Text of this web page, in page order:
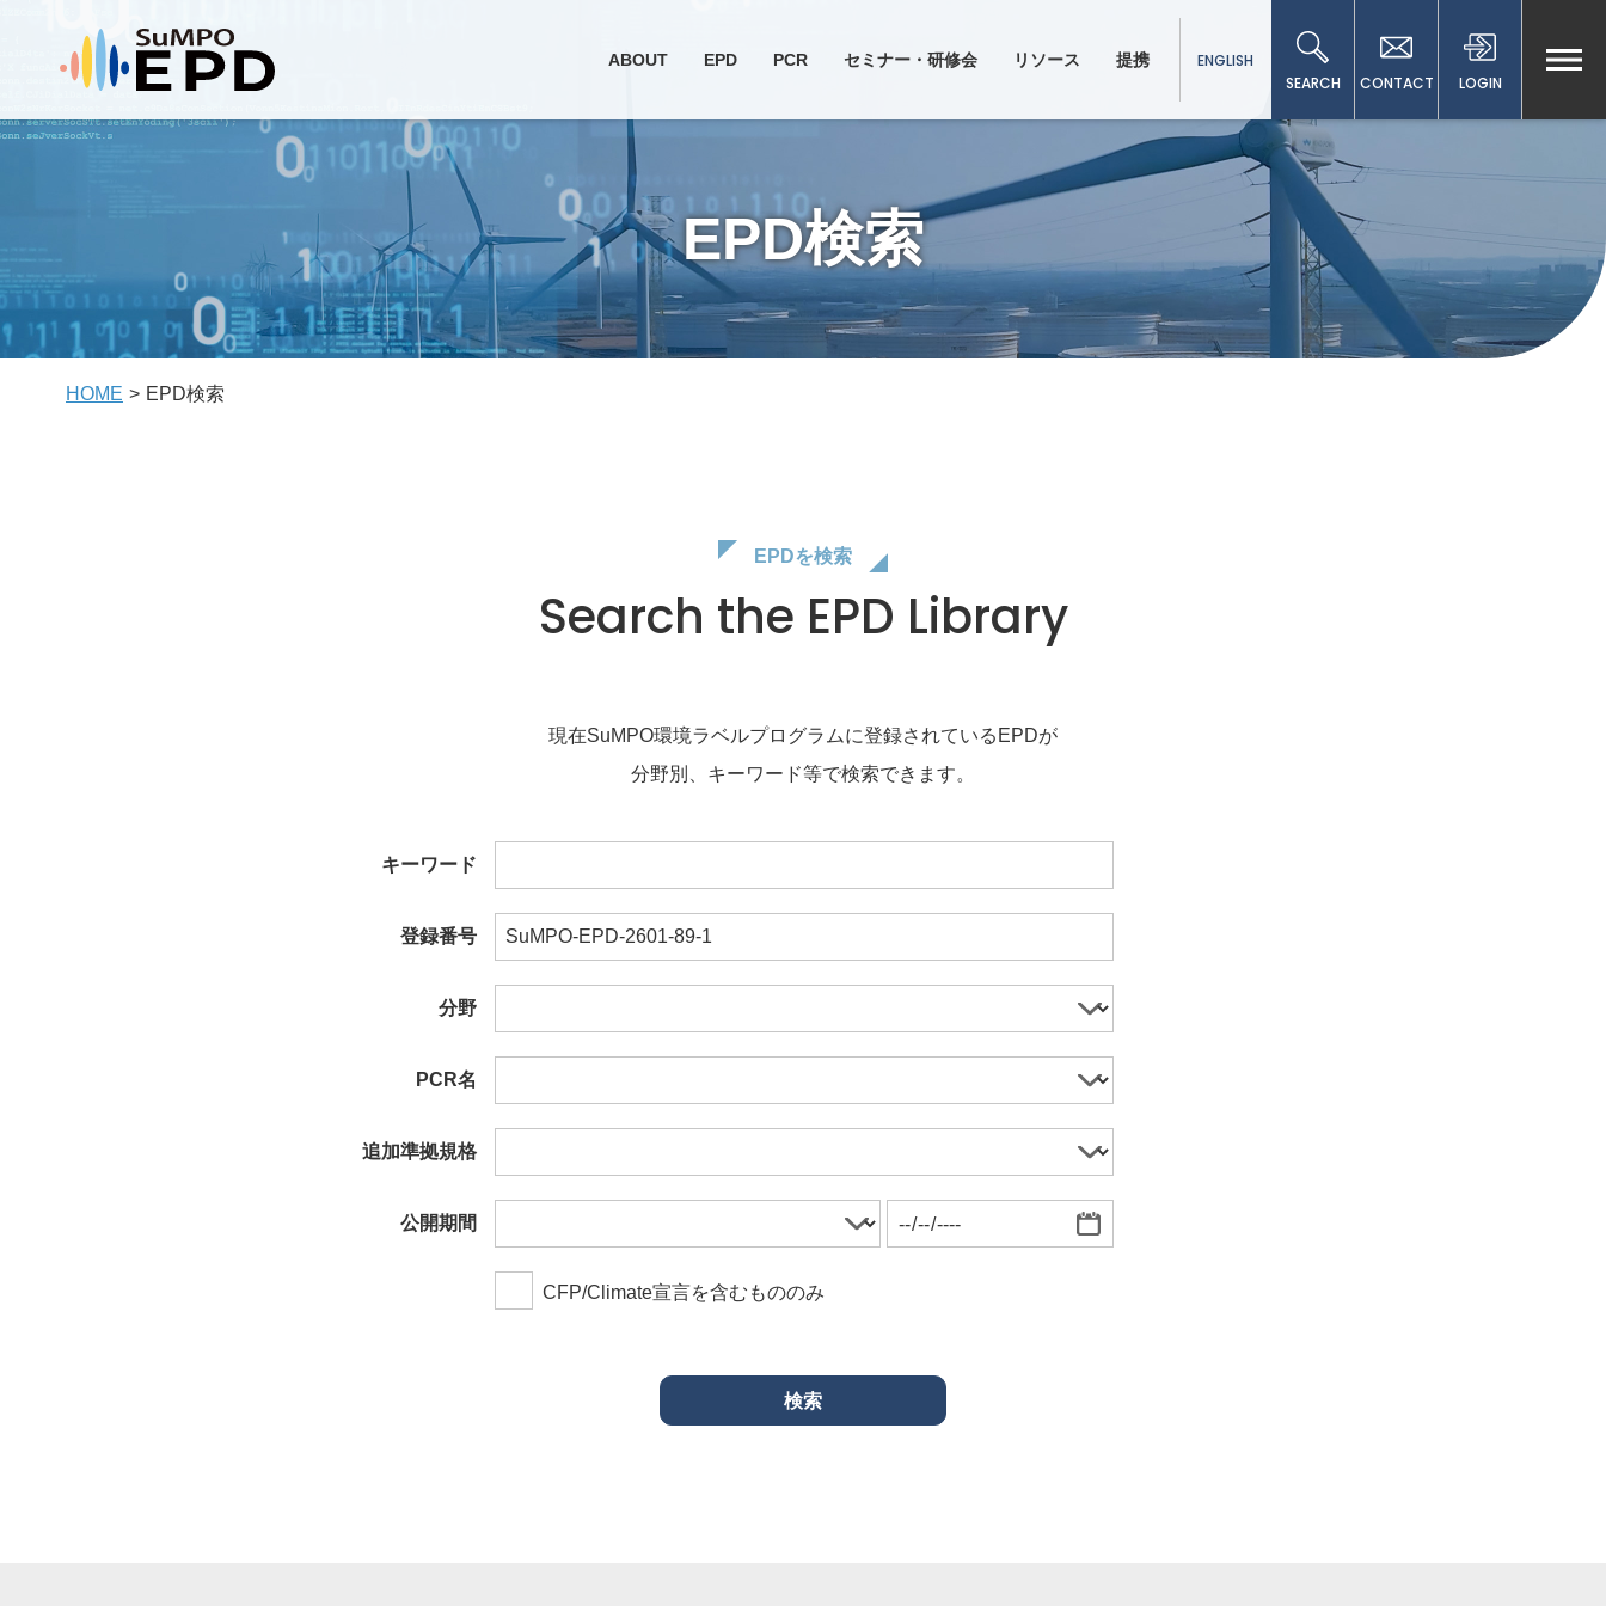
ABOUT EPD PCR セミナー・研修会 リソース 提携
ENGLISH
SEARCH
CONTACT LOGIN
EPD検索
HOME EPD検索
EPDを検索
Search the EPD Library
現在SuMPO環境ラベルプログラムに登録されているEPDが
分野別、キーワード等で検索できます。
キーワード
登録番号
分野
PCR名
追加準拠規格
公開期間
CFP/Climate宣言を含むもののみ